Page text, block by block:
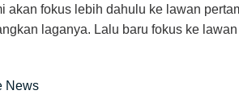
akan fokus lebih dahulu ke lawan
laganya. Lalu baru fokus ke
News